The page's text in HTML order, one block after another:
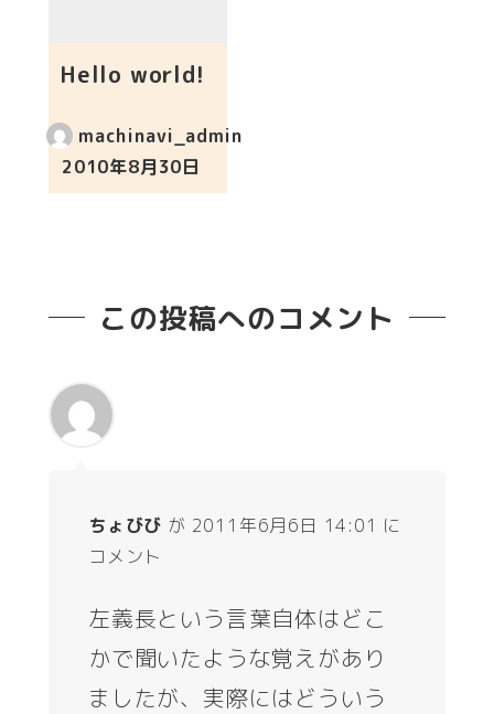
Hello world!
machinavi_admin
投稿日
2010年8月30日
この投稿へのコメント
ちょびび が 2011年6月6日 14:01 に
コメント
左義長という言葉自体はどこ
かで聞いたような覚えがあり
ましたが、実際にはどういう